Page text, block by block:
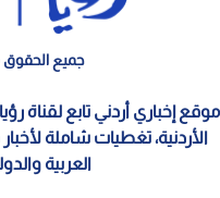
جميع الحقوق
موقع إخباري أردني تابع لقناة
الأردنية، تغطيات شاملة
العربية